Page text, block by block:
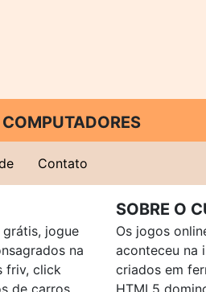
Contato
jogue
na
friv, click
de carros,
SOBRE O
Os jogos
aconteceu na
criados em
HTML5